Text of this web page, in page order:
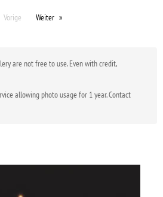
Vorige Weiter
are not free to use. Even with credit,
allowing photo usage for 1 year. Contact